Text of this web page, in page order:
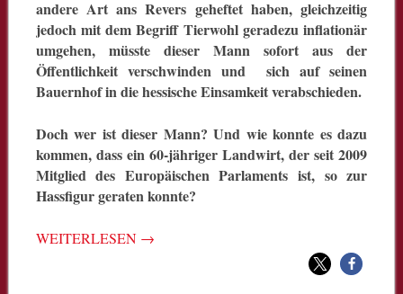
andere Art ans Revers geheftet haben, gleichzeitig
jedoch mit dem Begriff Tierwohl geradezu inflationär
umgehen, müsste dieser Mann sofort aus der
Öffentlichkeit verschwinden und sich auf seinen
Bauernhof in die hessische Einsamkeit verabschieden.
Doch wer ist dieser Mann? Und wie konnte es dazu
kommen, dass ein 60-jähriger Landwirt, der seit 2009
Mitglied des Europäischen Parlaments ist, so zur
Hassfigur geraten konnte?
WEITERLESEN →